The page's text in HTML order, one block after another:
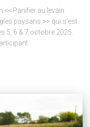
Panifier au levain
paysans >> qui s’est
5, 6 & 7 octobre 2025.